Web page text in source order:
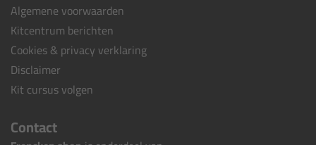
Algemene voorwaarden
Kitcentrum berichten
Cookies & privacy verklaring
Disclaimer
Kit cursus volgen
Contact